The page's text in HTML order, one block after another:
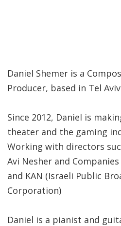
Daniel Shemer is a
Producer, based in Tel Aviv
Since 2012, Daniel is
theater and the gaming
Working with directors
Avi Nesher and
and KAN (Israeli Public
Corporation)
Daniel is a pianist and